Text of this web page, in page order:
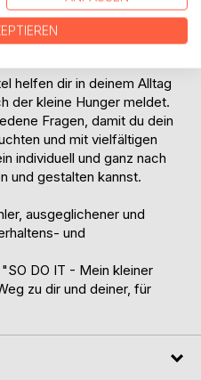
gewappnet zu sein, findest
helfen dir in deinem Alltag
der kleine Hunger meldet.
Fragen, damit du dein
und mit vielfältigen
individuell und ganz nach
und gestalten kannst.
ausgeglichener und
und
DO IT - Mein kleiner
zu dir und deiner, für